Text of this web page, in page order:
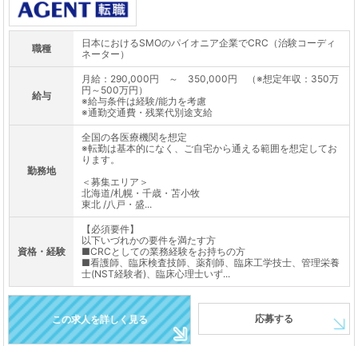
職種
日本におけるSMOのパイオニア企業でCRC（治験コーディ
ネーター）
給与
月給：290,000円 ～ 350,000円 （※想定年収：350万
円～500万円）
※給与条件は経験/能力を考慮
※通勤交通費・残業代別途支給
勤務地
全国の各医療機関を想定
※転勤は基本的になく、ご自宅から通える範囲を想定してお
ります。
＜募集エリア＞
北海道/札幌・千歳・苫小牧
東北 /八戸・盛...
資格・経験
【必須要件】
以下いづれかの要件を満たす方
■CRCとしての業務経験をお持ちの方
■看護師、臨床検査技師、薬剤師、臨床工学技士、管理栄養
士(NST経験者)、臨床心理士いず...
この求人を詳しく見る 応募する